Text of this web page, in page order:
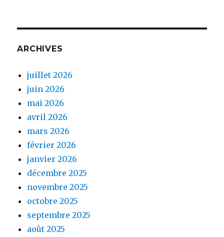
ARCHIVES
juillet 2026
juin 2026
mai 2026
avril 2026
mars 2026
février 2026
janvier 2026
décembre 2025
novembre 2025
octobre 2025
septembre 2025
août 2025